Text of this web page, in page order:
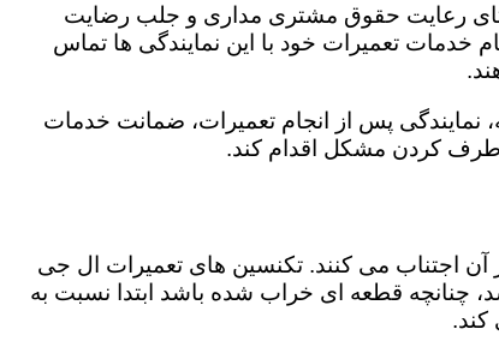
رعایت حقوق مشتری مداری و جلب رضایت
تعمیرات خود با این نمایندگی ها تماس
نمایندگی پس از انجام تعمیرات، ضمانت خدمات
کردن مشکل اقدام کند.
آن اجتناب می کنند. تکنسین های تعمیرات ال جی
چنانچه قطعه ای خراب شده باشد ابتدا نسبت به
کند.